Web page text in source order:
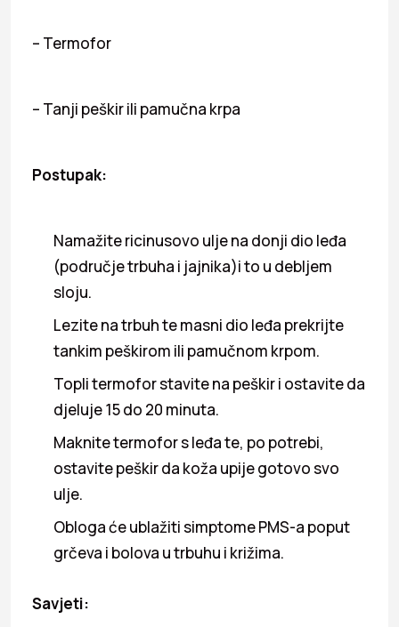
– Termofor
– Tanji peškir ili pamučna krpa
Postupak:
Namažite ricinusovo ulje na donji dio leđa
(područje trbuha i jajnika)i to u debljem
sloju.
Lezite na trbuh te masni dio leđa prekrijte
tankim peškirom ili pamučnom krpom.
Topli termofor stavite na peškir i ostavite da
djeluje 15 do 20 minuta.
Maknite termofor s leđa te, po potrebi,
ostavite peškir da koža upije gotovo svo
ulje.
Obloga će ublažiti simptome PMS-a poput
grčeva i bolova u trbuhu i križima.
Savjeti: